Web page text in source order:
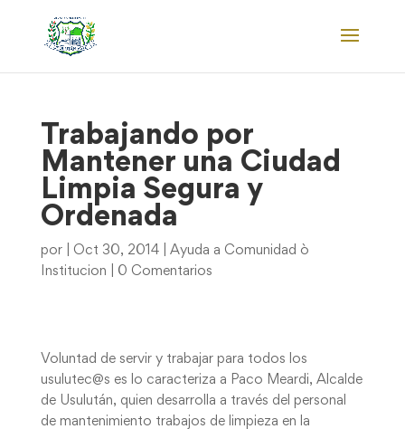
Trabajando por
Mantener una Ciudad
Limpia Segura y
Ordenada
por Oct 30, 2014| Ayuda a Comunidad ò
Institucion
0 Comentarios
Voluntad de servir y trabajar para todos los
usulutec@s es lo caracteriza a Paco Meardi, Alcalde
de Usulután, quien desarrolla a través del personal
de mantenimiento trabajos de limpieza en la